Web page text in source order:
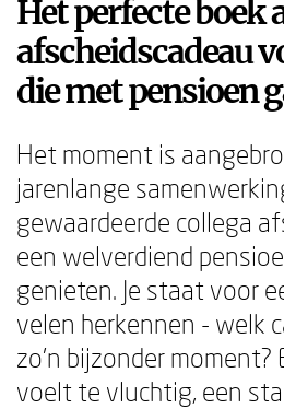
Het perfecte boek
afscheidscadeau
die met pensioen
Het moment is
jarenlange
gewaardeerde collega
een welverdiend
genieten. Je staat voor
velen herkennen - welk
zo'n bijzonder moment?
voelt te vluchtig, een